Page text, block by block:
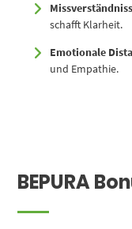
schafft Klarheit.
Emotionale
und Empathie.
BEPURA